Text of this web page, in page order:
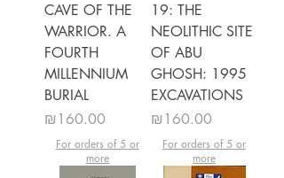
19: THE
NEOLITHIC SITE
OF ABU
GHOSH: 1995
EXCAVATIONS
מחיר
₪160.00
For orders of 5 or
more
CAVE OF THE
WARRIOR. A
FOURTH
MILLENNIUM
BURIAL
מחיר
₪160.00
For orders of 5 or
more